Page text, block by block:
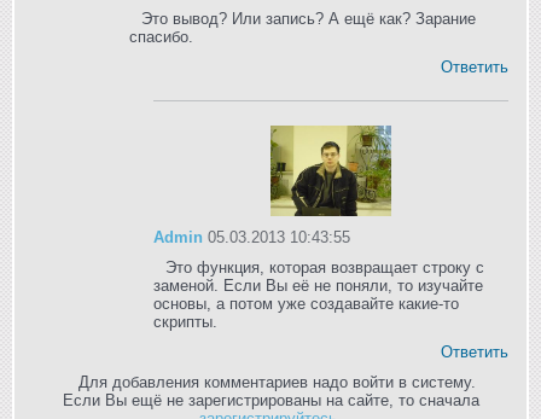
Это вывод? Или запись? А ещё как? Зарание
спасибо.
Ответить
Admin 05.03.2013 10:43:55
Это функция, которая возвращает строку с
заменой. Если Вы её не поняли, то изучайте
основы, а потом уже создавайте какие-то
скрипты.
Ответить
Для добавления комментариев надо войти в систему.
Если Вы ещё не зарегистрированы на сайте, то сначала